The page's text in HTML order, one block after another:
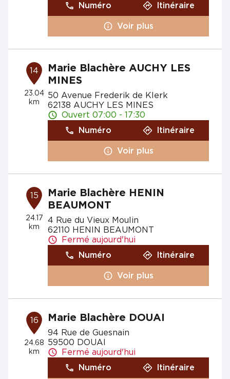
Numéro
Itinéraire
Voir plus
14
23.04
km
Marie Blachère AUCHY LES
MINES
50 Avenue Frederik de Klerk
62138 AUCHY LES MINES
Ouvert 07:00 - 17:30
Numéro
Itinéraire
Voir plus
15
24.17
km
Marie Blachère HENIN
BEAUMONT
4 Rue du Vieux Moulin
62110 HENIN BEAUMONT
Fermé aujourd'hui
Numéro
Itinéraire
Voir plus
16
24.68
km
Marie Blachère DOUAI
94 Rue de Guesnain
59500 DOUAI
Fermé aujourd'hui
Numéro
Itinéraire